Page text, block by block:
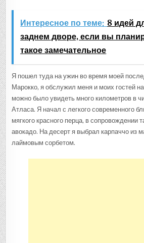
Интересное по теме: 8 идей
заднем дворе, если вы
такое замечательное
Я пошел туда на ужин во время моей
Марокко, я обслужил меня и моих гостей
можно было увидеть много километров в
Атласа. Я начал с легкого современного
мягкого красного перца, в сопровождении
авокадо. На десерт я выбрал карпаччо из
лаймовым сорбетом.